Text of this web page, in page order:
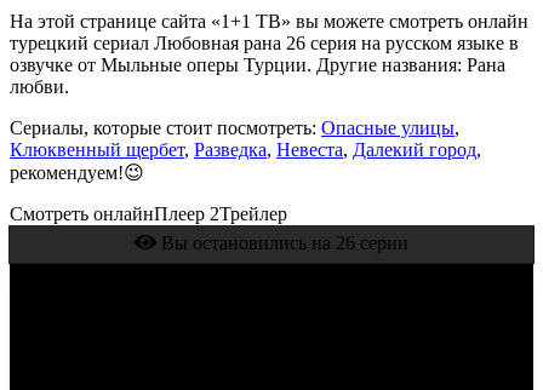
На этой странице сайта «1+1 ТВ» вы можете смотреть онлайн
турецкий сериал Любовная рана 26 серия на русском языке в
озвучке от Мыльные оперы Турции. Другие названия: Рана
любви.
Сериалы, которые стоит посмотреть: Опасные улицы,
Клюквенный щербет, Разведка, Невеста, Далекий город,
рекомендуем!😉
Смотреть онлайнПлеер 2Трейлер
Вы остановились на 26 серии